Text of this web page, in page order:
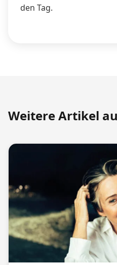
den Tag.
Weitere Artikel